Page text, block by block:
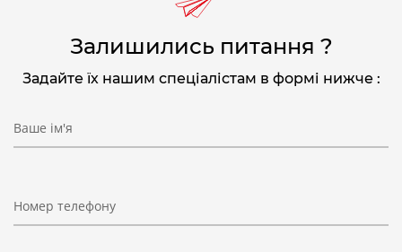
Залишились питання ?
Задайте їх нашим спеціалістам в формі нижче :
Ваше ім'я
Номер телефону